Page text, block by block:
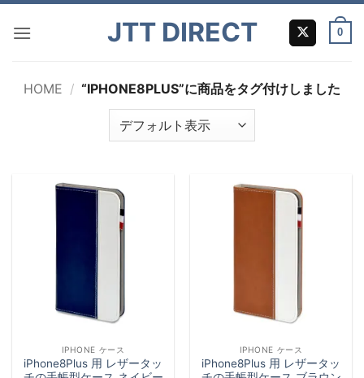
to
content
JTT DIRECT 0
HOME / “IPHONE8PLUS”に商品をタグ付けしました
IPHONE ケース
iPhone8Plus 用 レザータッ
IPHONE ケース
iPhone8Plus 用 レザータッ